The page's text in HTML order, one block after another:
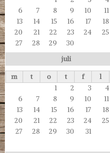
6
7 8 9 10 11
13
14 15 16 17 18
20
21 22 23 24 25
27
28 29 30
juli
m
t o t f l
1
2 3 4
6
7 8 9 10 11
13
14 15 16 17 18
20
21 22 23 24 25
27
28 29 30 31